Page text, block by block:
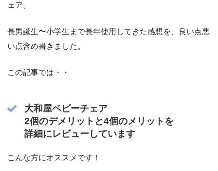
ェア。
長男誕生〜小学生まで長年使用してきた感想を、良い点悪
い点含め書きました。
この記事では・・
大和屋ベビーチェア
2個のデメリットと4個のメリットを
詳細にレビューしています
こんな方にオススメです！